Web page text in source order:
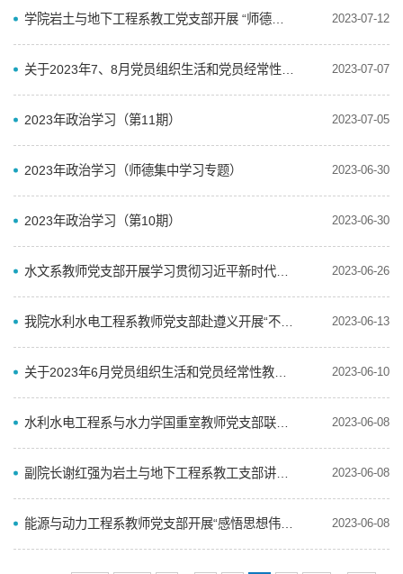
2023-07-12
2023-07-07
2023年政治学习（第11期） 2023-07-05
2023年政治学习（师德集中学习专题） 2023-06-30
2023年政治学习（第10期） 2023-06-30
2023-06-26
2023-06-13
2023-06-10
2023-06-08
2023-06-08
2023-06-08